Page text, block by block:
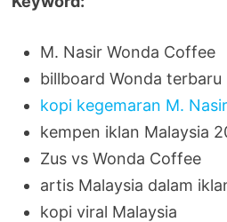
M. Nasir Wonda Coffee
billboard Wonda terbaru
kopi kegemaran M. Nasir
kempen iklan Malaysia
Zus vs Wonda Coffee
artis Malaysia dalam
kopi viral Malaysia